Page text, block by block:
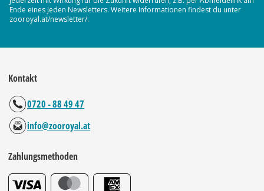
Ende eines jeden Newsletters. Weitere Informationen findest du unter
zooroyal.at/newsletter/.
Kontakt
0720 - 88 49 47
info@zooroyal.at
Zahlungsmethoden